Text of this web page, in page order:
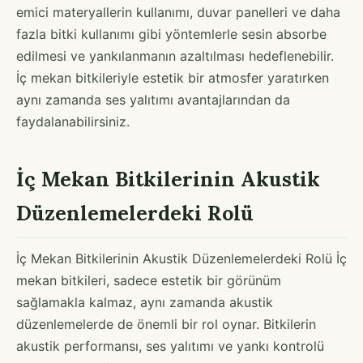
emici materyallerin kullanımı, duvar panelleri ve daha
fazla bitki kullanımı gibi yöntemlerle sesin absorbe
edilmesi ve yankılanmanın azaltılması hedeflenebilir.
İç mekan bitkileriyle estetik bir atmosfer yaratırken
aynı zamanda ses yalıtımı avantajlarından da
faydalanabilirsiniz.
İç Mekan Bitkilerinin Akustik
Düzenlemelerdeki Rolü
İç Mekan Bitkilerinin Akustik Düzenlemelerdeki Rolü İç
mekan bitkileri, sadece estetik bir görünüm
sağlamakla kalmaz, aynı zamanda akustik
düzenlemelerde de önemli bir rol oynar. Bitkilerin
akustik performansı, ses yalıtımı ve yankı kontrolü